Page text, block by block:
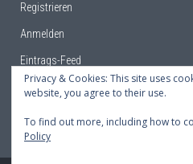
Registrieren
Anmelden
Eintrags-Feed
Kommentar-Feed
Privacy & Cookies: This site uses
website, you agree to their use.
To find out more, including how to
Policy